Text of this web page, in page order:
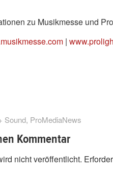
zu Musikmesse und
|
Sound, ProMediaNews
Kommentar
nicht veröffentlicht.